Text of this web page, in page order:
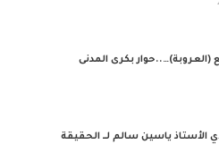
(العروبة)…..حوار بكرى المدنى
ياسين سالم لــ الحقيقة